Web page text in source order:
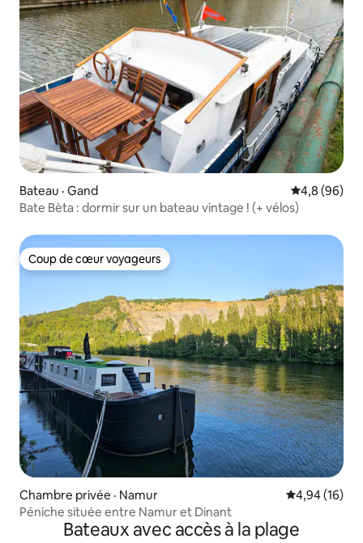
Bateau · Gand Note
4,8 (96)
Bate Bèta : dormir sur un bateau vintage ! (+ vélos)
Coup de cœur voyageurs
Coup de cœur voyageurs
Chambre privée · Namur Note
4,94 (16)
Péniche située entre Namur et Dinant
Bateaux avec accès à la plage